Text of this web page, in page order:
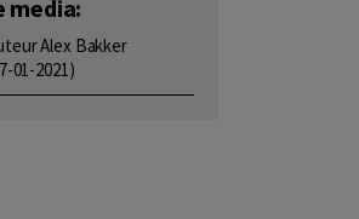
media:
Alex Bakker
01-2021)